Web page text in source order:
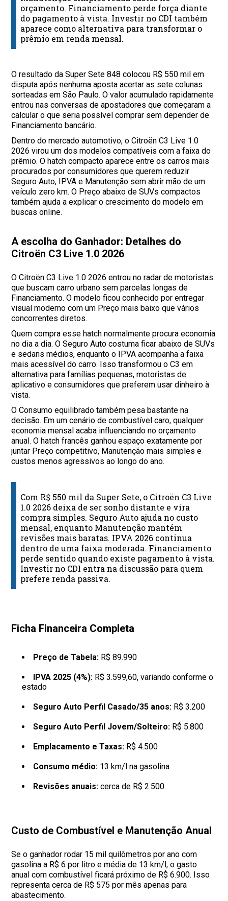
orçamento. Financiamento perde força diante
do pagamento à vista. Investir no CDI também
aparece como alternativa para transformar o
prêmio em renda mensal.
O resultado da Super Sete 848 colocou R$ 550 mil em
disputa após nenhuma aposta acertar as sete colunas
sorteadas em São Paulo. O valor acumulado rapidamente
entrou nas conversas de apostadores que começaram a
calcular o que seria possível comprar sem depender de
Financiamento bancário.
Dentro do mercado automotivo, o Citroën C3 Live 1.0
2026 virou um dos modelos compatíveis com a faixa do
prêmio. O hatch compacto aparece entre os carros mais
procurados por consumidores que querem reduzir
Seguro Auto, IPVA e Manutenção sem abrir mão de um
veículo zero km. O Preço abaixo de SUVs compactos
também ajuda a explicar o crescimento do modelo em
buscas online.
A escolha do Ganhador: Detalhes do
Citroën C3 Live 1.0 2026
O Citroën C3 Live 1.0 2026 entrou no radar de motoristas
que buscam carro urbano sem parcelas longas de
Financiamento. O modelo ficou conhecido por entregar
visual moderno com um Preço mais baixo que vários
concorrentes diretos.
Quem compra esse hatch normalmente procura economia
no dia a dia. O Seguro Auto costuma ficar abaixo de SUVs
e sedans médios, enquanto o IPVA acompanha a faixa
mais acessível do carro. Isso transformou o C3 em
alternativa para famílias pequenas, motoristas de
aplicativo e consumidores que preferem usar dinheiro à
vista.
O Consumo equilibrado também pesa bastante na
decisão. Em um cenário de combustível caro, qualquer
economia mensal acaba influenciando no orçamento
anual. O hatch francês ganhou espaço exatamente por
juntar Preço competitivo, Manutenção mais simples e
custos menos agressivos ao longo do ano.
Com R$ 550 mil da Super Sete, o Citroën C3 Live
1.0 2026 deixa de ser sonho distante e vira
compra simples. Seguro Auto ajuda no custo
mensal, enquanto Manutenção mantém
revisões mais baratas. IPVA 2026 continua
dentro de uma faixa moderada. Financiamento
perde sentido quando existe pagamento à vista.
Investir no CDI entra na discussão para quem
prefere renda passiva.
Ficha Financeira Completa
Preço de Tabela:R$ 89.990
IPVA 2025 (4%):R$ 3.599,60, variando conforme o
estado
Seguro Auto Perfil Casado/35 anos:R$ 3.200
Seguro Auto Perfil Jovem/Solteiro:R$ 5.800
Emplacamento e Taxas:R$ 4.500
Consumo médio:13 km/l na gasolina
Revisões anuais:cerca de R$ 2.500
Custo de Combustível e Manutenção Anual
Se o ganhador rodar 15 mil quilômetros por ano com
gasolina a R$ 6 por litro e média de 13 km/l, o gasto
anual com combustível ficará próximo de R$ 6.900. Isso
representa cerca de R$ 575 por mês apenas para
abastecimento.